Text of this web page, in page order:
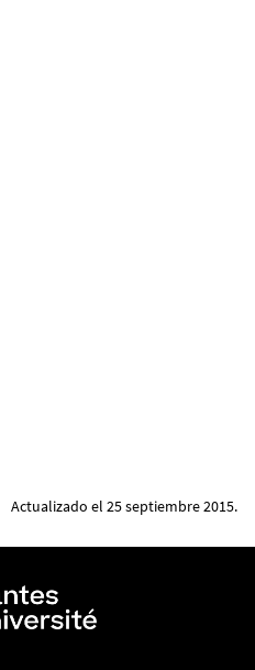
Actualizado el 25 septiembre 2015.